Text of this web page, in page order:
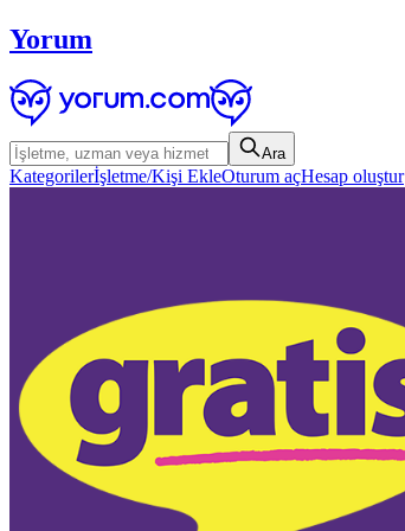
Yorum
Ara
Kategorilerİşletme/Kişi EkleOturum açHesap oluştur